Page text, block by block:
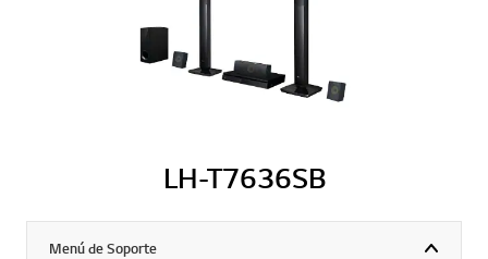
LH-T7636SB
Menú de Soporte